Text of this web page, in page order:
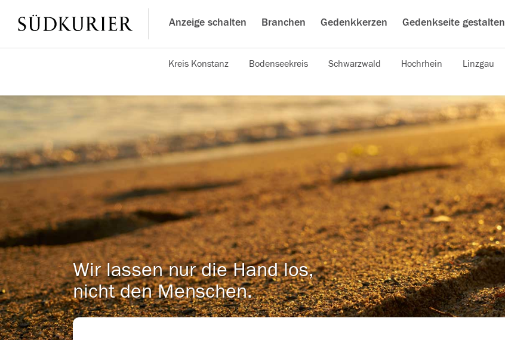
Anzeige schalten Branchen Gedenkkerzen Gedenkseite gestalten
Kreis Konstanz Bodenseekreis Schwarzwald Hochrhein Linzgau
Wir lassen nur die Hand los,
nicht den Menschen.